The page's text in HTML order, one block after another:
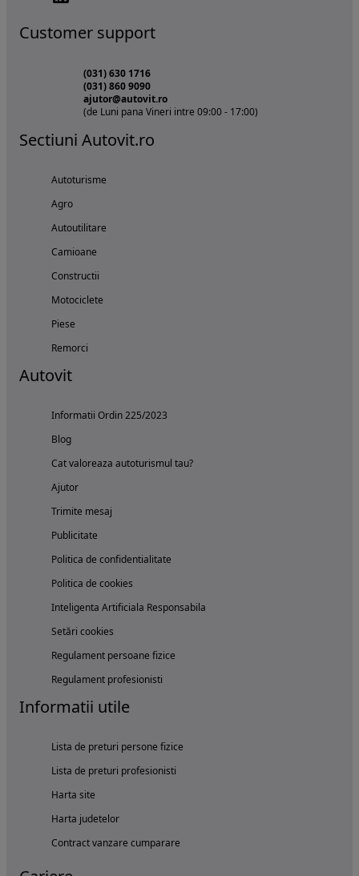
Customer support
(031) 630 1716
(031) 860 9090
ajutor@autovit.ro
(de Luni pana Vineri intre 09:00 - 17:00)
Sectiuni Autovit.ro
Autoturisme
Agro
Autoutilitare
Camioane
Constructii
Motociclete
Piese
Remorci
Autovit
Informatii Ordin 225/2023
Blog
Cat valoreaza autoturismul tau?
Ajutor
Trimite mesaj
Publicitate
Politica de confidentialitate
Politica de cookies
Inteligenta Artificiala Responsabila
Setări cookies
Regulament persoane fizice
Regulament profesionisti
Informatii utile
Lista de preturi persone fizice
Lista de preturi profesionisti
Harta site
Harta judetelor
Contract vanzare cumparare